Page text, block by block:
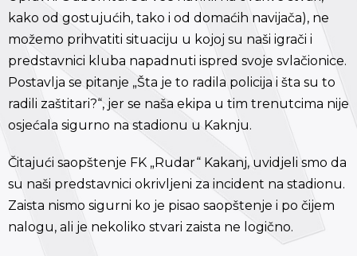
kako od gostujućih, tako i od domaćih navijača), ne
možemo prihvatiti situaciju u kojoj su naši igrači i
predstavnici kluba napadnuti ispred svoje svlačionice.
Postavlja se pitanje „Šta je to radila policija i šta su to
radili zaštitari?“, jer se naša ekipa u tim trenutcima nije
osjećala sigurno na stadionu u Kaknju.
Čitajući saopštenje FK „Rudar“ Kakanj, uvidjeli smo da
su naši predstavnici okrivljeni za incident na stadionu.
Zaista nismo sigurni ko je pisao saopštenje i po čijem
nalogu, ali je nekoliko stvari zaista ne logično.